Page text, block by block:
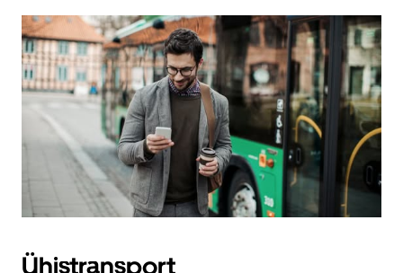
Ühistransport